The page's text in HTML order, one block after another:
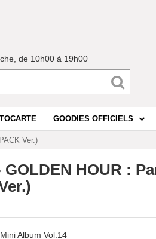
de 10h00 à 19h00
GOODIES OFFICIELS
Ver.)
GOLDEN HOUR :
Album Vol.14